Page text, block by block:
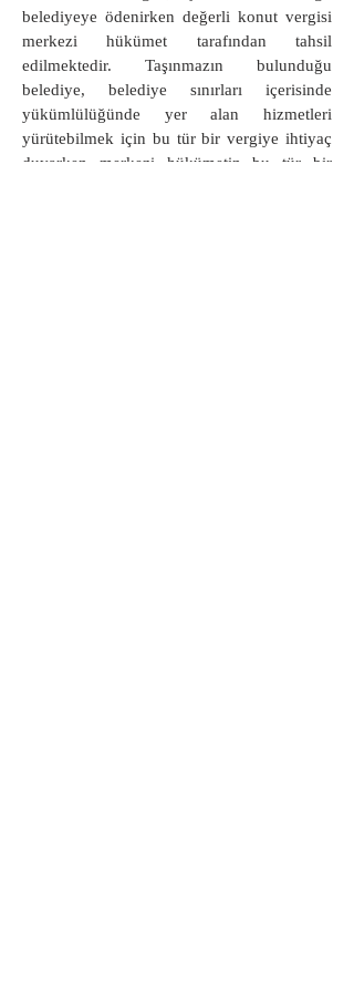
belediyeye ödenirken değerli konut vergisi
merkezi hükümet tarafından tahsil
edilmektedir. Taşınmazın bulunduğu
belediye, belediye sınırları içerisinde
yükümlülüğünde yer alan hizmetleri
yürütebilmek için bu tür bir vergiye ihtiyaç
duyarken merkezi hükümetin bu tür bir